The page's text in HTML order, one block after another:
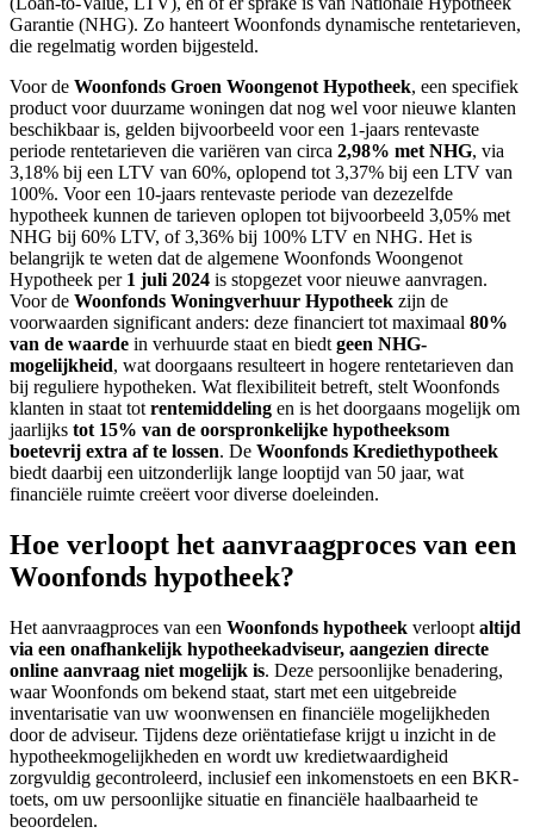
Garantie (NHG). Zo hanteert Woonfonds dynamische rentetarieven,
die regelmatig worden bijgesteld.
Voor de Woonfonds Groen Woongenot Hypotheek, een specifiek
product voor duurzame woningen dat nog wel voor nieuwe klanten
beschikbaar is, gelden bijvoorbeeld voor een 1-jaars rentevaste
periode rentetarieven die variëren van circa 2,98% met NHG, via
3,18% bij een LTV van 60%, oplopend tot 3,37% bij een LTV van
100%. Voor een 10-jaars rentevaste periode van dezezelfde
hypotheek kunnen de tarieven oplopen tot bijvoorbeeld 3,05% met
NHG bij 60% LTV, of 3,36% bij 100% LTV en NHG. Het is
belangrijk te weten dat de algemene Woonfonds Woongenot
Hypotheek per 1 juli 2024 is stopgezet voor nieuwe aanvragen.
Voor de Woonfonds Woningverhuur Hypotheek zijn de
voorwaarden significant anders: deze financiert tot maximaal 80%
van de waarde in verhuurde staat en biedtgeen NHG-
mogelijkheid, wat doorgaans resulteert in hogere rentetarieven dan
bij reguliere hypotheken. Wat flexibiliteit betreft, stelt Woonfonds
klanten in staat totrentemiddeling en is het doorgaans mogelijk om
jaarlijks tot 15% van de oorspronkelijke hypotheeksom
boetevrij extra af te lossen. De Woonfonds Krediethypotheek
biedt daarbij een uitzonderlijk lange looptijd van 50 jaar, wat
financiële ruimte creëert voor diverse doeleinden.
Hoe verloopt het aanvraagproces van een
Woonfonds hypotheek?
Het aanvraagproces van een Woonfonds hypotheek verloopt altijd
via een onafhankelijk hypotheekadviseur, aangezien directe
online aanvraag niet mogelijk is. Deze persoonlijke benadering,
waar Woonfonds om bekend staat, start met een uitgebreide
inventarisatie van uw woonwensen en financiële mogelijkheden
door de adviseur. Tijdens deze oriëntatiefase krijgt u inzicht in de
hypotheekmogelijkheden en wordt uw kredietwaardigheid
zorgvuldig gecontroleerd, inclusief een inkomenstoets en een BKR-
toets, om uw persoonlijke situatie en financiële haalbaarheid te
beoordelen.